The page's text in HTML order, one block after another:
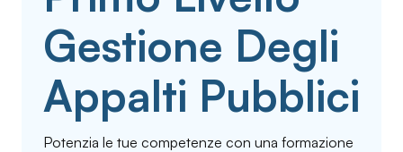
Gestione Degli
Appalti Pubblici
Potenzia le tue competenze con una formazione